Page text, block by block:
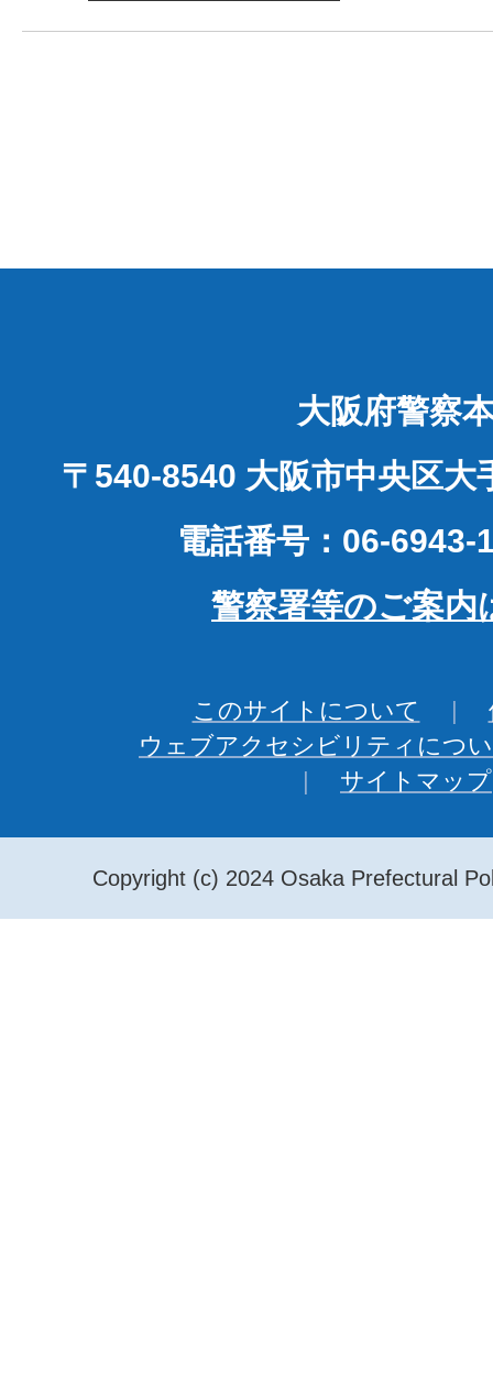
大阪府警察
〒540-8540 大阪市中央区大
電話番号：06-6943-
警察署等のご案内
このサイトについて
ウェブアクセシビリティにつ
サイトマップ
Copyright (c) 2024 Osaka Prefectural